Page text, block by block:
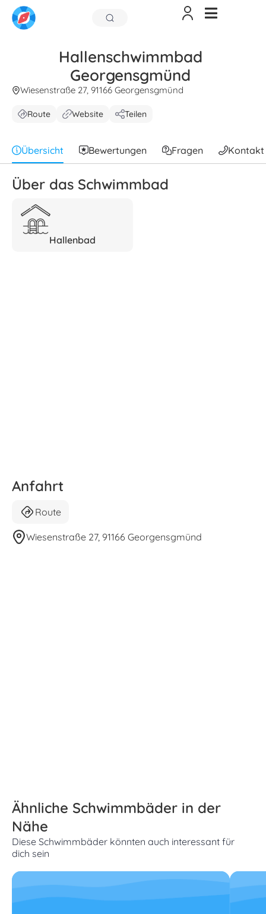
Hallenschwimmbad
Georgensgmünd
Wiesenstraße 27, 91166 Georgensgmünd
Route Website Teilen
Übersicht Bewertungen Fragen Kontakt
Über das Schwimmbad
Hallenbad
Anfahrt
Route
Wiesenstraße 27, 91166 Georgensgmünd
Ähnliche Schwimmbäder in der
Nähe
Diese Schwimmbäder könnten auch interessant für
dich sein